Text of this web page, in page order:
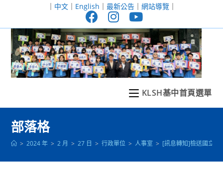
至
｜ 中文｜ English ｜ 最新公告｜ 網站導覽｜
KLSH基中首頁選單
部落格
> 2024 年 > 2 月 > 27 日 > 行政單位 > 人事室 > [訊息轉知]檢送國立中